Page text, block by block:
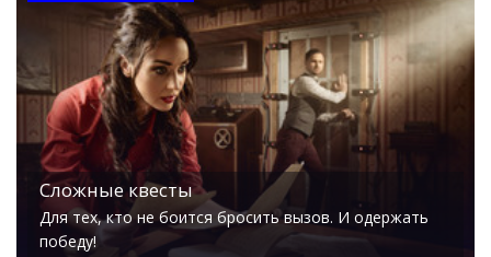
Сложные квесты
Для тех, кто не боится бросить вызов. И одержать
победу!